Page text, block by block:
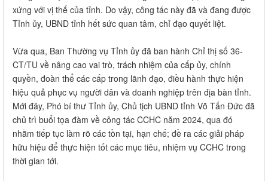
xứng với vị thế của tỉnh. Do vậy, công tác này đã và đang được
Tỉnh ủy, UBND tỉnh hết sức quan tâm, chỉ đạo quyết liệt.
Vừa qua, Ban Thường vụ Tỉnh ủy đã ban hành Chỉ thị số 36-
CT/TU về nâng cao vai trò, trách nhiệm của cấp ủy, chính
quyền, đoàn thể các cấp trong lãnh đạo, điều hành thực hiện
hiệu quả phục vụ người dân và doanh nghiệp trên địa bàn tỉnh.
Mới đây, Phó bí thư Tỉnh ủy, Chủ tịch UBND tỉnh Võ Tấn Đức đã
chủ trì buổi tọa đàm về công tác CCHC năm 2024, qua đó
nhằm tiếp tục làm rõ các tồn tại, hạn chế; đề ra các giải pháp
hữu hiệu để thực hiện tốt các mục tiêu, nhiệm vụ CCHC trong
thời gian tới.